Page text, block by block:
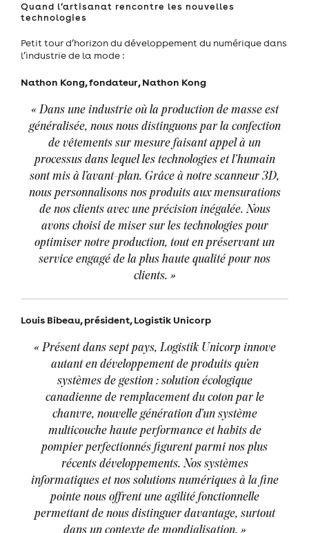
Quand l’artisanat rencontre les nouvelles
technologies
Petit tour d’horizon du développement du numérique dans
l’industrie de la mode :
Nathon Kong, fondateur, Nathon Kong
« Dans une industrie où la production de masse est
généralisée, nous nous distinguons par la confection
de vêtements sur mesure faisant appel à un
processus dans lequel les technologies et l’humain
sont mis à l’avant-plan. Grâce à notre scanneur 3D,
nous personnalisons nos produits aux mensurations
de nos clients avec une précision inégalée. Nous
avons choisi de miser sur les technologies pour
optimiser notre production, tout en préservant un
service engagé de la plus haute qualité pour nos
clients. »
Louis Bibeau, président, Logistik Unicorp
« Présent dans sept pays, Logistik Unicorp innove
autant en développement de produits qu’en
systèmes de gestion : solution écologique
canadienne de remplacement du coton par le
chanvre, nouvelle génération d’un système
multicouche haute performance et habits de
pompier perfectionnés figurent parmi nos plus
récents développements. Nos systèmes
informatiques et nos solutions numériques à la fine
pointe nous offrent une agilité fonctionnelle
permettant de nous distinguer davantage, surtout